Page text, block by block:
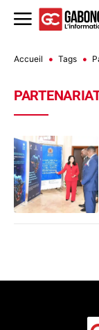
Accueil Tags